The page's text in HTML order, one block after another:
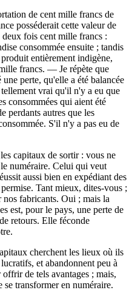
de cent mille francs de
posséderait cette valeur de
fois cent mille francs :
consommée ensuite ; tandis
entièrement indigène,
francs. — Je répète que
perte, qu'elle a été balancée
vrai qu'il n'y a eu que
consommées qui aient été
perdants autres que les
S'il n'y a pas eu de
capitaux de sortir : vous ne
numéraire. Celui qui veut
aussi bien en expédiant des
Tant mieux, dites-vous ;
nos fabricants. Oui ; mais la
est, pour le pays, une perte de
retours. Elle féconde
cherchent les lieux où ils
et abandonnent peu à
de tels avantages ; mais,
transformer en numéraire.